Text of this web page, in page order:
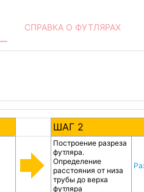
СПРАВКА О ФУТЛЯРАХ
ШАГ 2
Построение разреза
футляра.
Определение
расстояния от низа
трубы до верха
футляра